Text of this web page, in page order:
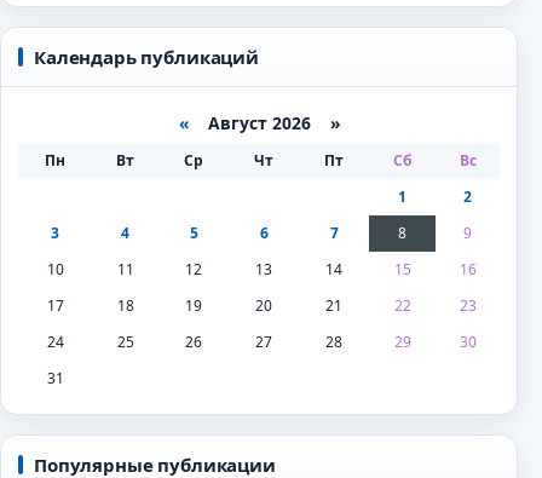
Календарь публикаций
«Август 2026 »
Пн Вт Ср Чт Пт Сб
Вс
1
2
3
4 5 6 7 8
9
10
11 12 13 14 15
16
17
18 19 20 21 22
23
24
25 26 27 28 29
30
31
Популярные публикации